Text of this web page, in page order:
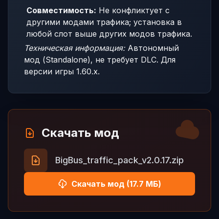
Совместимость: Не конфликтует с
другими модами трафика; установка в
любой слот выше других модов трафика.
Техническая информация:Автономный
мод (Standalone), не требует DLC. Для
версии игры 1.60.x.
Скачать мод
BigBus_traffic_pack_v2.0.17.zip
Скачать мод (17.7 МБ)